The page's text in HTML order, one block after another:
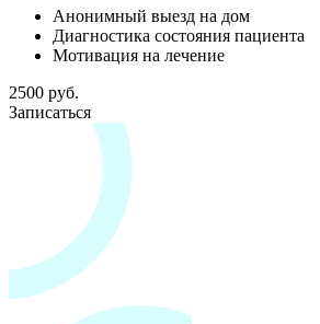
Анонимный выезд на дом
Диагностика состояния пациента
Мотивация на лечение
2500 руб.
Записаться